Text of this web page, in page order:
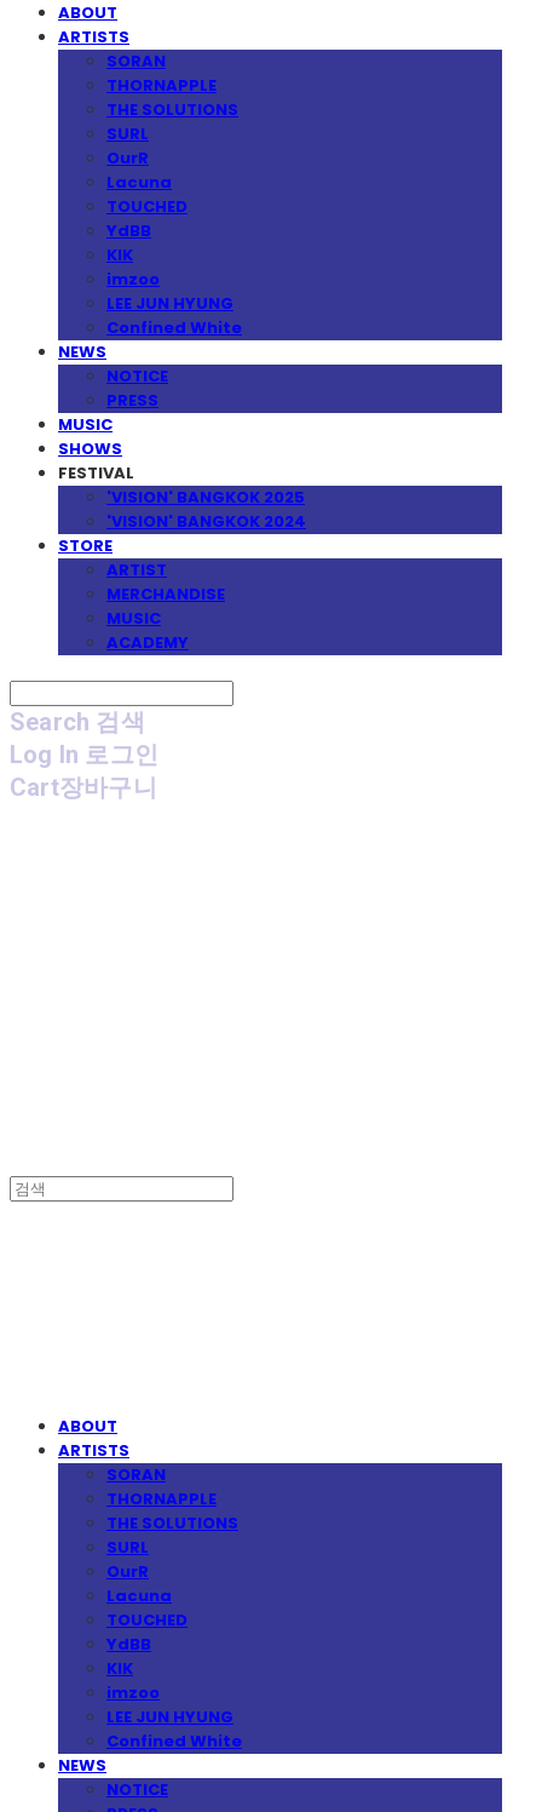
ABOUT
ARTISTS
SORAN
THORNAPPLE
THE SOLUTIONS
SURL
OurR
Lacuna
TOUCHED
YdBB
KIK
imzoo
LEE JUN HYUNG
Confined White
NEWS
NOTICE
PRESS
MUSIC
SHOWS
FESTIVAL
'VISION' BANGKOK 2025
'VISION' BANGKOK 2024
STORE
ARTIST
MERCHANDISE
MUSIC
ACADEMY
Search 검색
Log In 로그인
Cart장바구니
ABOUT
ARTISTS
SORAN
THORNAPPLE
THE SOLUTIONS
SURL
OurR
Lacuna
TOUCHED
YdBB
KIK
imzoo
LEE JUN HYUNG
Confined White
NEWS
NOTICE